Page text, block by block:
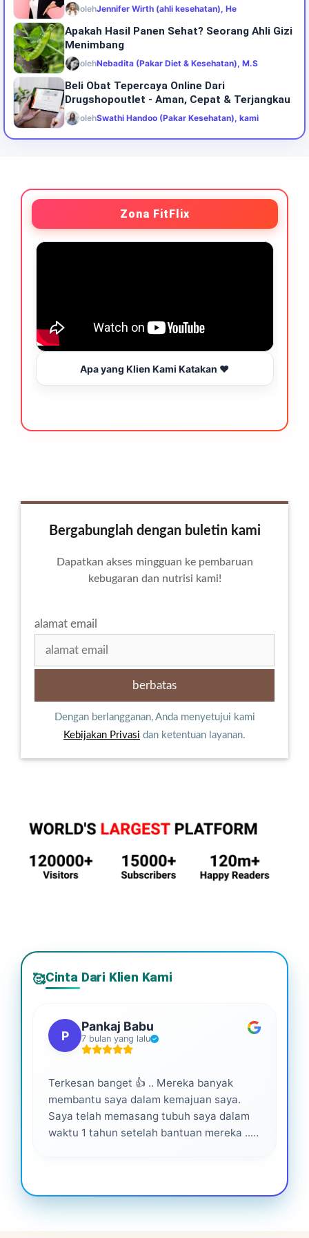
olehJennifer Wirth (ahli kesehatan), He
Apakah Hasil Panen Sehat? Seorang Ahli Gizi
Menimbang
olehNebadita (Pakar Diet & Kesehatan), M.S
Beli Obat Tepercaya Online Dari
Drugshopoutlet - Aman, Cepat & Terjangkau
olehSwathi Handoo (Pakar Kesehatan), kami
Zona FitFlix
Apa yang Klien Kami Katakan ❤️
Bergabunglah dengan buletin kami
Dapatkan akses mingguan ke pembaruan
kebugaran dan nutrisi kami!
alamat email
Dengan berlangganan, Anda menyetujui kami
Kebijakan Privasi dan ketentuan layanan.
🥰Cinta Dari Klien Kami
P
Pankaj Babu
7 bulan yang lalu
Terkesan banget 👍 .. Mereka banyak
membantu saya dalam kemajuan saya.
Saya telah memasang tubuh saya dalam
waktu 1 tahun setelah bantuan mereka ...